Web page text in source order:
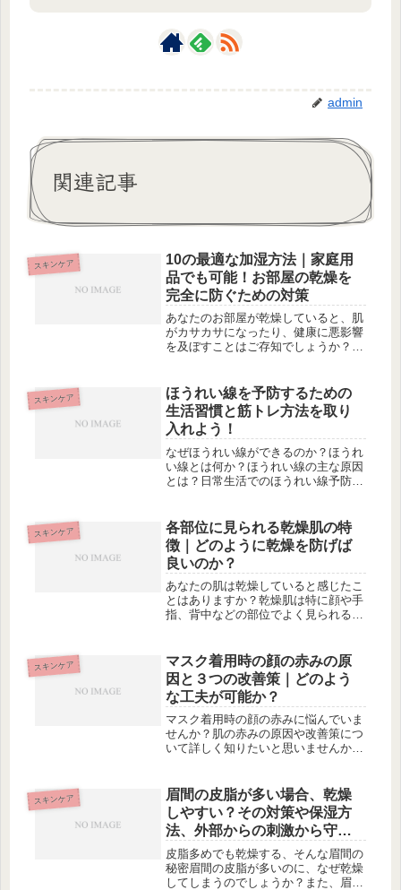
admin
関連記事
スキンケア
10の最適な加湿方法｜家庭用
品でも可能！お部屋の乾燥を
完全に防ぐための対策
あなたのお部屋が乾燥していると、肌
がカサカサになったり、健康に悪影響
を及ぼすことはご存知でしょうか？特
ませんか？この記事では、家庭用品で
も簡単にできる10の加湿方法を紹介
し...
スキンケア
ほうれい線を予防するための
生活習慣と筋トレ方法を取り
入れよう！
なぜほうれい線ができるのか？ほうれ
い線とは何か？ほうれい線の主な原因
とは？日常生活でのほうれい線予防法
する顔の筋トレ方法筋トレエクササイ
ズ１：割りばしトレーニングとは？筋
ト...
スキンケア
各部位に見られる乾燥肌の特
徴｜どのように乾燥を防げば
良いのか？
あなたの肌は乾燥していると感じたこ
とはありますか？乾燥肌は特に顔や手
指、背中などの部位でよく見られる現
ています。身体各部の乾燥肌が示す特
徴顔に出現する乾燥肌の現象手指の乾
燥...
スキンケア
マスク着用時の顔の赤みの原
因と３つの改善策｜どのよう
な工夫が可能か？
マスク着用時の顔の赤みに悩んでいま
せんか？肌の赤みの原因や改善策につ
いて詳しく知りたいと思いませんか？
す。まずは、一般的な肌の赤みの原因
や謎の炎症についてご紹介します。そ
して...
スキンケア
眉間の皮脂が多い場合、乾燥
しやすい？その対策や保湿方
法、外部からの刺激から守る
方法
皮脂多めでも乾燥する、そんな眉間の
秘密眉間の皮脂が多いのに、なぜ乾燥
してしまうのでしょうか？また、眉間